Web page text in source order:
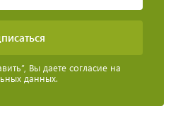
Вы даете согласие на
данных.